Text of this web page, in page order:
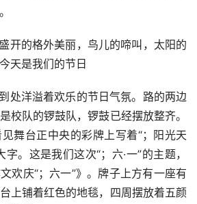
开的格外美丽，鸟儿的啼叫，太阳的
天是我们的节日
处洋溢着欢乐的节日气氛。路的两边
校队的锣鼓队，锣鼓已经摆放整齐。
舞台正中央的彩牌上写着“；阳光天
。这是我们这次“；六·一”的主题，
欢庆“；六一”》。牌子上方有一座有
上铺着红色的地毯，四周摆放着五颜